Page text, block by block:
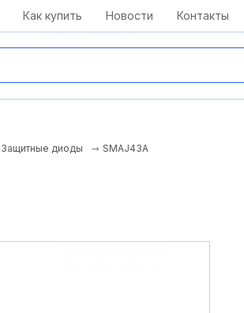
kai@antelcom.ru c 08:00 до
Как купить Новости Контакты
Защитные диоды SMAJ43A